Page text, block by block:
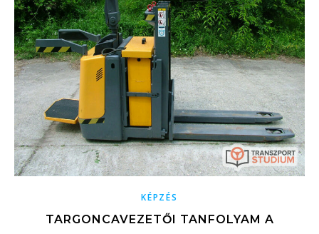
KÉPZÉS
TARGONCAVEZETŐI TANFOLYAM A